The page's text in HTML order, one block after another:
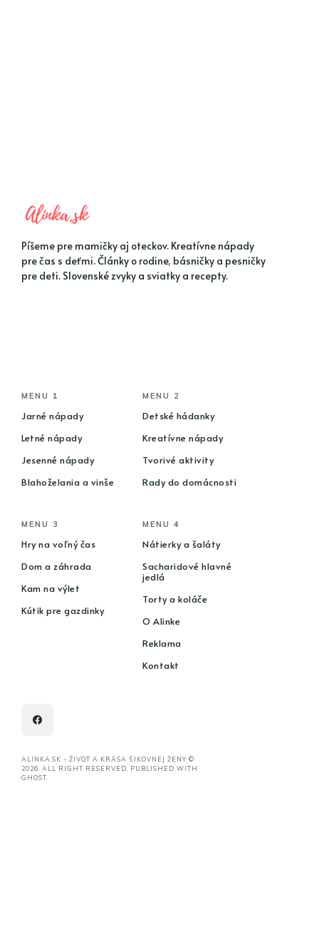
Píšeme pre mamičky aj oteckov. Kreatívne nápady
pre čas s deťmi. Články o rodine, básničky a pesničky
pre deti. Slovenské zvyky a sviatky a recepty.
MENU 1
Jarné nápady
Letné nápady
Jesenné nápady
Blahoželania a vinše
MENU 2
Detské hádanky
Kreatívne nápady
Tvorivé aktivity
Rady do domácnosti
MENU 3
Hry na voľný čas
Dom a záhrada
Kam na výlet
Kútik pre gazdinky
MENU 4
Nátierky a šaláty
Sacharidové hlavné
jedlá
Torty a koláče
O Alinke
Reklama
Kontakt
ALINKA.SK - ŽIVOT A KRÁSA ŠIKOVNEJ ŽENY ©
2026. ALL RIGHT RESERVED. PUBLISHED WITH
GHOST